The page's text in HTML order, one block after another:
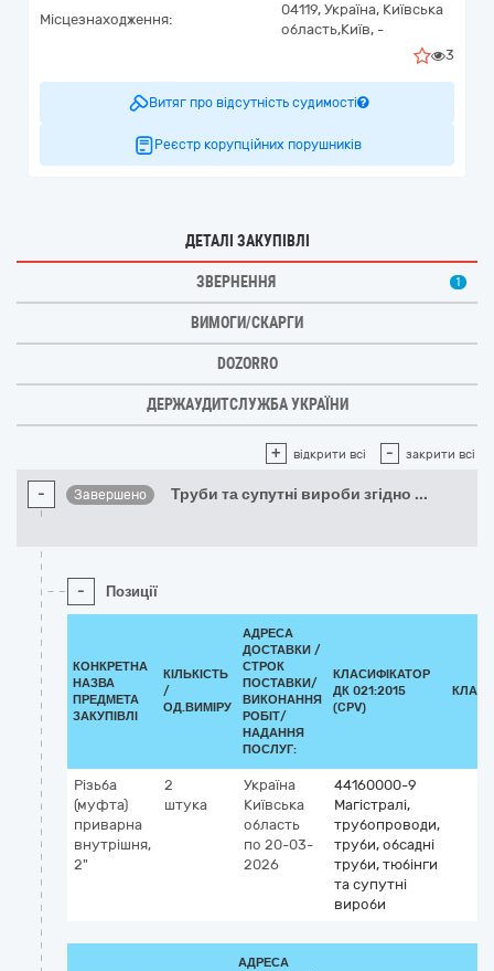
Місцезнаходження:
04119, Україна, Київська
область,Київ, -
3
Витяг про відсутність судимості
Реєстр корупційних порушників
ДЕТАЛІ ЗАКУПІВЛІ
ЗВЕРНЕННЯ 1
ВИМОГИ/СКАРГИ
DOZORRO
ДЕРЖАУДИТСЛУЖБА УКРАЇНИ
+ відкрити всі - закрити всі
- Завершено Труби та супутні вироби згідно ...
- Позиції
КОНКРЕТНА
НАЗВА
ПРЕДМЕТА
ЗАКУПІВЛІ
КІЛЬКІСТЬ
/
ОД.ВИМІРУ
АДРЕСА
ДОСТАВКИ /
СТРОК
ПОСТАВКИ/
ВИКОНАННЯ
РОБІТ/
НАДАННЯ
ПОСЛУГ:
КЛАСИФІКАТОР
ДК 021:2015
(CPV)
Різьба
(муфта)
приварна
внутрішня,
2"
2
штука
Україна
Київська
область
по 20-03-
2026
44160000-9
Магістралі,
трубопроводи,
труби, обсадні
труби, тюбінги
та супутні
вироби
АДРЕСА